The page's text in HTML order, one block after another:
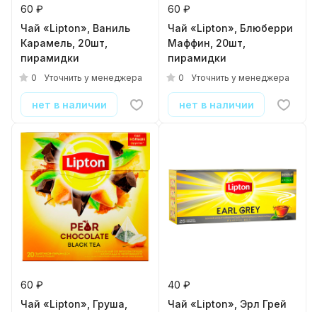
60 ₽
Чай «Lipton», Ваниль
Карамель, 20шт,
пирамидки
0 Уточнить у менеджера
нет в наличии
60 ₽
Чай «Lipton», Блюберри
Маффин, 20шт,
пирамидки
0 Уточнить у менеджера
нет в наличии
60 ₽
Чай «Lipton», Груша,
40 ₽
Чай «Lipton», Эрл Грей